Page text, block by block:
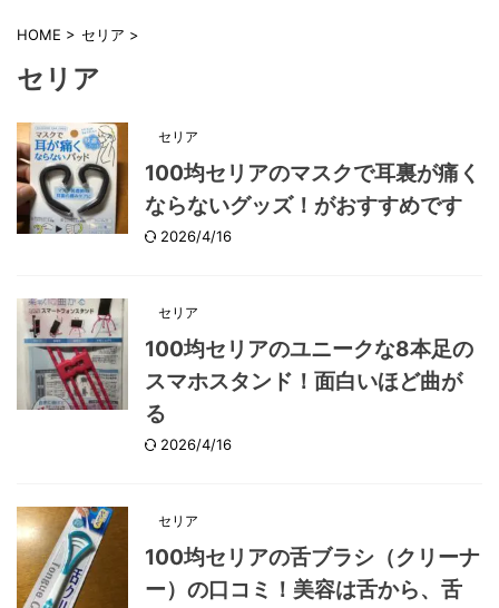
HOME > セリア >
セリア
セリア
100均セリアのマスクで耳裏が痛く
ならないグッズ！がおすすめです
2026/4/16
セリア
100均セリアのユニークな8本足の
スマホスタンド！面白いほど曲が
る
2026/4/16
セリア
100均セリアの舌ブラシ（クリーナ
ー）の口コミ！美容は舌から、舌